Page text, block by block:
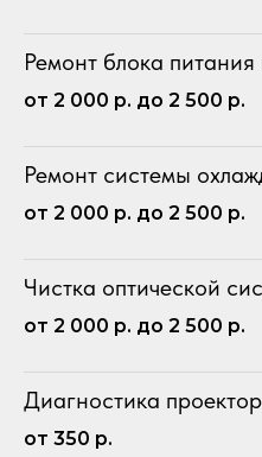
Ремонт блока питания
от 2 000 р. до 2 500 р.
Ремонт системы
от 2 000 р. до 2 500 р.
Чистка оптической
от 2 000 р. до 2 500 р.
Диагностика
от 350 р.